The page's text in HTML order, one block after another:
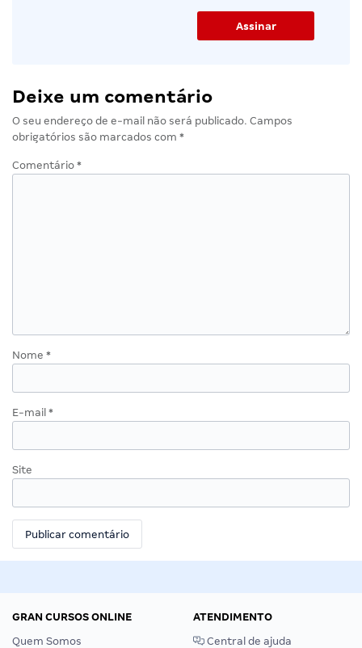
Deixe um comentário
O seu endereço de e-mail não será publicado. Campos
obrigatórios são marcados com *
Comentário *
Nome *
E-mail *
Site
GRAN CURSOS ONLINE
Quem Somos
ATENDIMENTO
Central de ajuda